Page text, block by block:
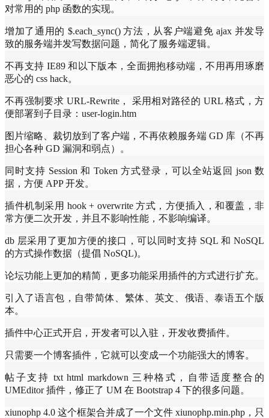
对常用的 php 函数的实现。
增加了通用的 $.each_sync() 方法，从客户端避免 ajax 并发导
致的服务端并发写数据问题，简化了服务端逻辑。
不再支持 IE89 和以下版本，全面拥抱移动端，不用再用琢磨
恶心的 css hack。
不再强制要求 URL-Rewrite， 采用相对路径的 URL 格式，方
便部署到子目录：user-login.htm
图片缩略、裁切放到了客户端，不再依赖服务端 GD 库（不再
担心各种 GD 漏洞和弱点）。
同时支持 Session 和 Token 方式登录，可以全站返回 json 数
据，方便 APP 开发。
插件机制采用 hook + overwrite 方式，方便插入，和覆盖，非
常方便二次开发，并且不影响性能，不影响编译。
db 层采用了更加方便的接口，可以同时支持 SQL 和 NoSQL
的方式操作数据（提倡 NoSQL)。
论坛功能上更加的精简，更多功能采用插件的方式进行扩充。
引入了语言包，自带简体、繁体、英文、俄语、泰语五个版
本。
插件中心正式开启，开发者可以入驻，开发收费插件。
只需要一个博客插件，它就可以变成一个功能强大的博客。
帖子支持 txt html markdown 三种格式，自带适度整合的
UMEditor 插件，修正了 UM 在 Bootstrap 4 下的很多问题。
xiunophp 4.0 这个框架合并成了一个文件 xiunophp.min.php，只